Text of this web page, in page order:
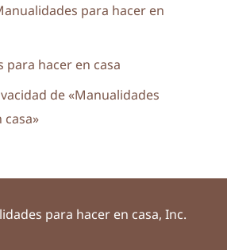
para hacer en
para hacer en casa
de «Manualidades
casa»
para hacer en casa, Inc.